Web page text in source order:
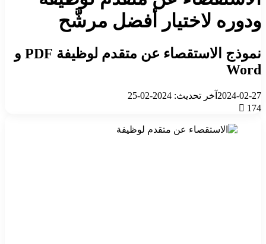
ودوره لاختيار أفضل مرشَّح
نموذج الاستقصاء عن متقدم لوظيفة PDF و
Word
2024-02-27 آخر تحديث: 2024-02-25
174